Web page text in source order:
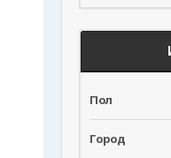
Пол
Город